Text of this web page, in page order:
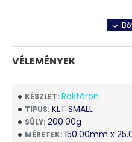
VÉLEMÉNYEK
KÉSZLET: Raktáron
TIPUS: KLT SMALL
SÚLY: 200.00g
MÉRETEK: 150.00mm x